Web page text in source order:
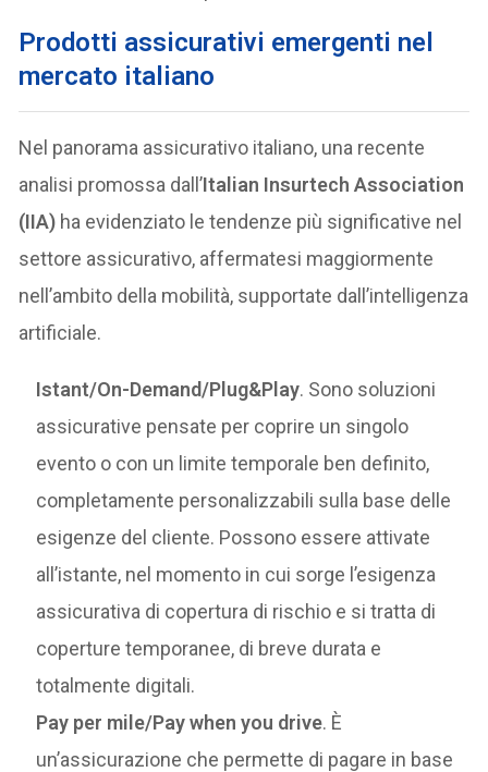
Prodotti assicurativi emergenti nel
mercato italiano
Nel panorama assicurativo italiano, una recente
analisi promossa dall’Italian Insurtech Association
(IIA) ha evidenziato le tendenze più significative nel
settore assicurativo, affermatesi maggiormente
nell’ambito della mobilità, supportate dall’intelligenza
artificiale.
Istant/On-Demand/Plug&Play. Sono soluzioni
assicurative pensate per coprire un singolo
evento o con un limite temporale ben definito,
completamente personalizzabili sulla base delle
esigenze del cliente. Possono essere attivate
all’istante, nel momento in cui sorge l’esigenza
assicurativa di copertura di rischio e si tratta di
coperture temporanee, di breve durata e
totalmente digitali.
Pay per mile/Pay when you drive. È
un’assicurazione che permette di pagare in base